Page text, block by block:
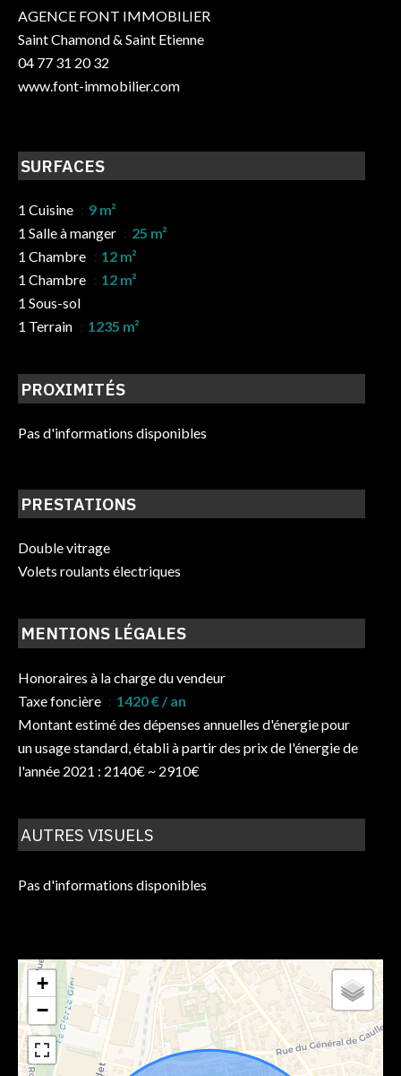
AGENCE FONT IMMOBILIER
Saint Chamond & Saint Etienne
04 77 31 20 32
www.font-immobilier.com
SURFACES
1 Cuisine
9 m²
1 Salle à manger
25 m²
1 Chambre
12 m²
1 Chambre
12 m²
1 Sous-sol
1 Terrain
1235 m²
PROXIMITÉS
Pas d'informations disponibles
PRESTATIONS
Double vitrage
Volets roulants électriques
MENTIONS LÉGALES
Honoraires à la charge du vendeur
Taxe foncière
1420 € / an
Montant estimé des dépenses annuelles d'énergie pour
un usage standard, établi à partir des prix de l'énergie de
l'année 2021 : 2140€ ~ 2910€
AUTRES VISUELS
Pas d'informations disponibles
+
−